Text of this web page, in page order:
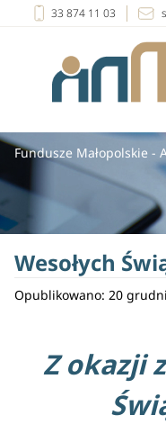
33 874 11 03
Fundusze Małopolskie -
Wesołych
Opublikowano: 20
Z okazji